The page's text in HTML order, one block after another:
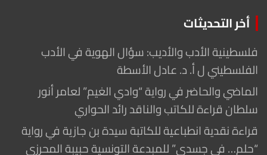
أخر التحديثات
فلسطينية الأدب والأديب: سؤال الهوية في الأدب
الفلسطيني ل أ. د. عادل الأسطة
الماضي والحاضر في رواية “وادي الغيم” لعامر أنور
سلطان قراءة للكاتب والناقد رائد الحواري
قراءة نقدية انطباعية للكاتبة سيدة بن جازية في رواية
“حلم… في جسدي” للمبدعة التونسية حبيبة المحرزي